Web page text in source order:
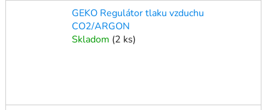
GEKO Regulátor tlaku vzduchu
CO2/ARGON
Skladom (2 ks)